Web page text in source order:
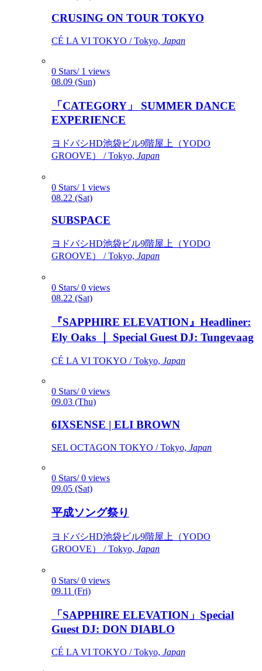
CRUSING ON TOUR TOKYO
CÉ LA VI TOKYO / Tokyo, Japan
0 Stars/ 1 views
08.09 (Sun)
「CATEGORY」 SUMMER DANCE
EXPERIENCE
ヨドバシHD池袋ビル9階屋上（YODO
GROOVE） / Tokyo, Japan
0 Stars/ 1 views
08.22 (Sat)
SUBSPACE
ヨドバシHD池袋ビル9階屋上（YODO
GROOVE） / Tokyo, Japan
0 Stars/ 0 views
08.22 (Sat)
『SAPPHIRE ELEVATION』Headliner:
Ely Oaks ｜ Special Guest DJ: Tungevaag
CÉ LA VI TOKYO / Tokyo, Japan
0 Stars/ 0 views
09.03 (Thu)
6IXSENSE | ELI BROWN
SEL OCTAGON TOKYO / Tokyo, Japan
0 Stars/ 0 views
09.05 (Sat)
平成ソング祭り
ヨドバシHD池袋ビル9階屋上（YODO
GROOVE） / Tokyo, Japan
0 Stars/ 0 views
09.11 (Fri)
「SAPPHIRE ELEVATION」Special
Guest DJ: DON DIABLO
CÉ LA VI TOKYO / Tokyo, Japan